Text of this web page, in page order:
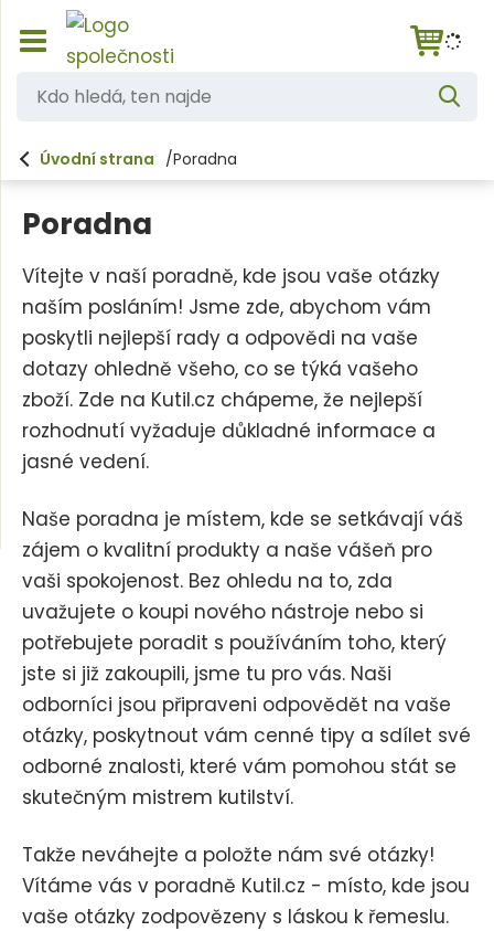
z
o
h
e
d
á
t
e
n
n
d
e
V
d
Úvodní strana Poradna
Poradna
Vítejte v naší poradně, kde jsou vaše otázky
naším posláním! Jsme zde, abychom vám
poskytli nejlepší rady a odpovědi na vaše
dotazy ohledně všeho, co se týká vašeho
zboží. Zde na Kutil.cz chápeme, že nejlepší
rozhodnutí vyžaduje důkladné informace a
jasné vedení.
Naše poradna je místem, kde se setkávají váš
zájem o kvalitní produkty a naše vášeň pro
vaši spokojenost. Bez ohledu na to, zda
uvažujete o koupi nového nástroje nebo si
potřebujete poradit s používáním toho, který
jste si již zakoupili, jsme tu pro vás. Naši
odborníci jsou připraveni odpovědět na vaše
otázky, poskytnout vám cenné tipy a sdílet své
odborné znalosti, které vám pomohou stát se
skutečným mistrem kutilství.
Takže neváhejte a položte nám své otázky!
Vítáme vás v poradně Kutil.cz - místo, kde jsou
vaše otázky zodpovězeny s láskou k řemeslu.